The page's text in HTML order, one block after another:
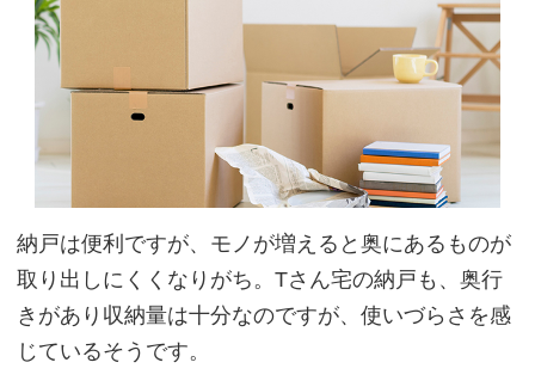
納戸は便利ですが、モノが増えると奥にあるものが
取り出しにくくなりがち。Tさん宅の納戸も、奥行
きがあり収納量は十分なのですが、使いづらさを感
じているそうです。